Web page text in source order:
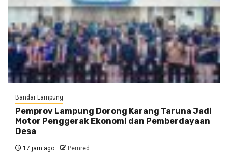
Bandar Lampung
Pemprov Lampung Dorong Karang Taruna Jadi
Motor Penggerak Ekonomi dan Pemberdayaan
Desa
17 jam ago Pemred